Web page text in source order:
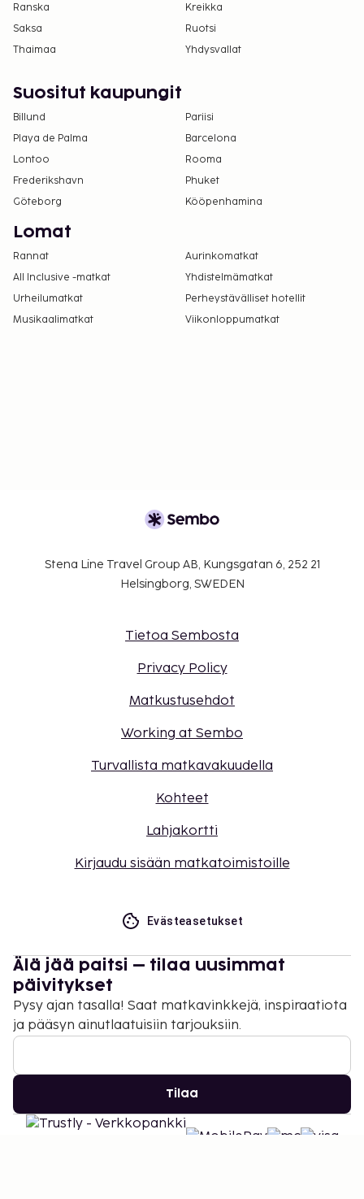
Ranska
Kreikka
Saksa
Ruotsi
Thaimaa
Yhdysvallat
Suositut kaupungit
Billund
Pariisi
Playa de Palma
Barcelona
Lontoo
Rooma
Frederikshavn
Phuket
Göteborg
Kööpenhamina
Lomat
Rannat
Aurinkomatkat
All Inclusive -matkat
Yhdistelmämatkat
Urheilumatkat
Perheystävälliset hotellit
Musikaalimatkat
Viikonloppumatkat
Stena Line Travel Group AB, Kungsgatan 6, 252 21
Helsingborg, SWEDEN
Tietoa Sembosta
Privacy Policy
Matkustusehdot
Working at Sembo
Turvallista matkavakuudella
Kohteet
Lahjakortti
Kirjaudu sisään matkatoimistoille
Evästeasetukset
Älä jää paitsi – tilaa uusimmat
päivitykset
Pysy ajan tasalla! Saat matkavinkkejä, inspiraatiota
ja pääsyn ainutlaatuisiin tarjouksiin.
Tilaa